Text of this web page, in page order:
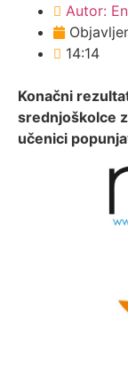
Autor:
14:14
Konačni
srednjoškolce
učenici